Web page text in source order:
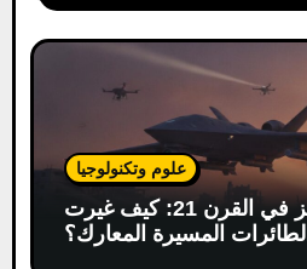
علوم وتكنولوجيا
حرب الدرونز في القرن 21: كيف غيرت
الطائرات المسيرة المعارك؟